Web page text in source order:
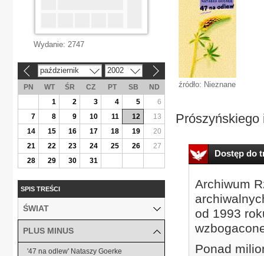
źródło: Nieznane
Dostęp do
Archiwum
od 1993
Ponad
Wydanie: 2747
październik 2002
PN WT ŚR CZ PT SB
ND
1
2 3 4 5
6
7
8 9 10 11 12
13
14
15 16 17 18 19
20
21
22 23 24 25 26
27
28
29 30 31
SPIS TREŚCI
ŚWIAT
PLUS MINUS
'47 na odlew' Nataszy Goerke